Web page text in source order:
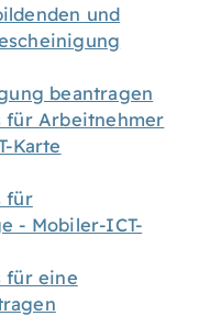
und
beantragen
für Arbeitnehmer
Karte
für
- Mobiler-ICT-
für eine